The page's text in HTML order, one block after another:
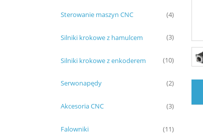
Sterowanie maszyn CNC (4)
Silniki krokowe z hamulcem (3)
Silniki krokowe z enkoderem (10)
Serwonapędy (2)
Akcesoria CNC (3)
Falowniki (11)